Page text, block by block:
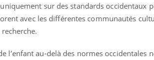
uniquement sur des standards occidentaux
avec les différentes communautés
l’enfant au-delà des normes occidentales